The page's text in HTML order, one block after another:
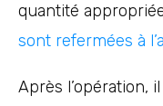
quantité
sont refermées à
Après l’opération,